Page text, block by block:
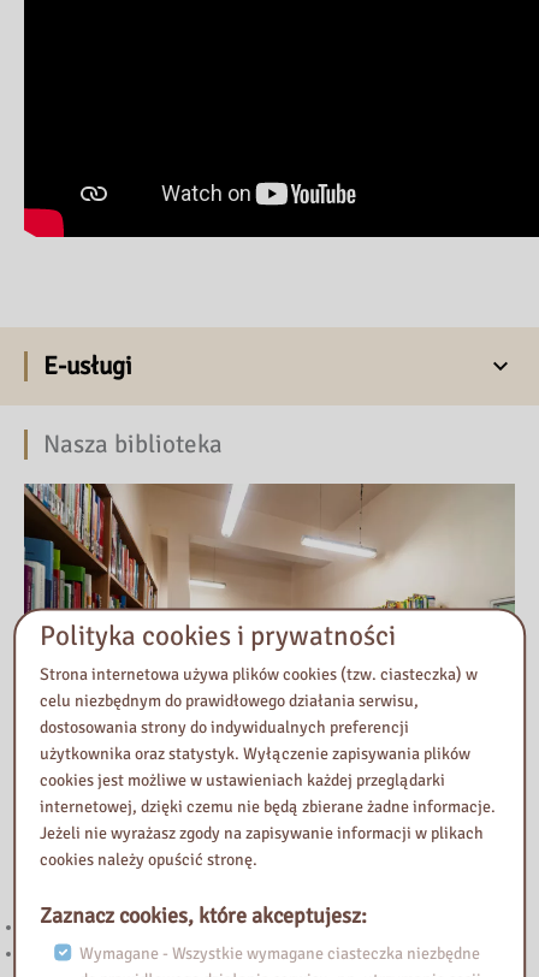
E-usługi
Nasza biblioteka
Przeczytaj
Budżet obywatelski. Zagłosuj
Zmiana godzin otwarcia Biblioteki (lipiec-sierpień)
Polityka cookies i prywatności
Strona internetowa używa plików cookies (tzw. ciasteczka) w
celu niezbędnym do prawidłowego działania serwisu,
dostosowania strony do indywidualnych preferencji
użytkownika oraz statystyk. Wyłączenie zapisywania plików
cookies jest możliwe w ustawieniach każdej przeglądarki
internetowej, dzięki czemu nie będą zbierane żadne informacje.
Jeżeli nie wyrażasz zgody na zapisywanie informacji w plikach
cookies należy opuścić stronę.
Zaznacz cookies, które akceptujesz:
Wymagane - Wszystkie wymagane ciasteczka niezbędne